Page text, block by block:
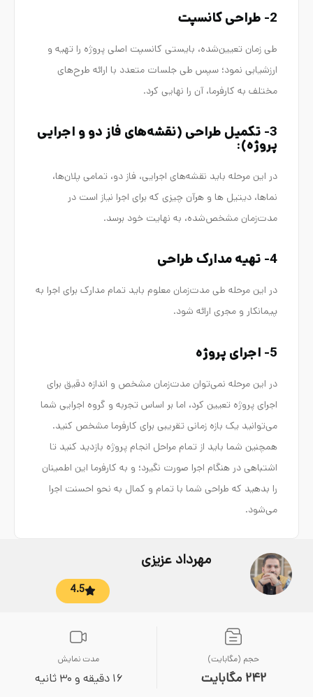
2- طراحی کانسپت
طی زمان تعیین‌شده، بایستی کانسپت اصلی پروژه را تهیه و
ارزشیابی نمود؛ سپس طی جلسات متعدد با ارائه طرح‌های
مختلف به کارفرما، آن را نهایی کرد.
3- تکمیل طراحی (نقشه‌های فاز دو و اجرایی
پروژه):
در این مرحله باید نقشه‌های اجرایی، فاز دو، تمامی پلان‌ها،
نماها، دیتیل ها و هرآن چیزی که برای اجرا نیاز است در
مدت‌زمان مشخص‌شده، به نهایت خود برسد.
4- تهیه مدارک طراحی
در این مرحله طی مدت‌زمان معلوم باید تمام مدارک برای اجرا به
پیمانکار و مجری ارائه شود.
5- اجرای پروژه
در این مرحله نمی‌توان مدت‌زمان مشخص و اندازه دقیق برای
اجرای پروژه تعیین کرد، اما بر اساس تجربه و گروه اجرایی شما
می‌توانید یک بازه زمانی تقریبی برای کارفرما مشخص کنید.
همچنین شما باید از تمام مراحل انجام پروژه بازدید کنید تا
اشتباهی در هنگام اجرا صورت نگیرد؛ و به کارفرما این اطمینان
را بدهید که طراحی شما با تمام و کمال به نحو احسنت اجرا
می‌شود.
مهرداد عزیزی
4.5
حجم (مگابایت)
242 مگابایت
مدت نمایش
16 دقیقه و 30 ثانیه